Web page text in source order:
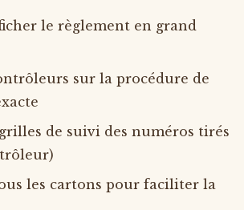
le règlement en grand
sur la procédure de
de suivi des numéros tirés
les cartons pour faciliter la